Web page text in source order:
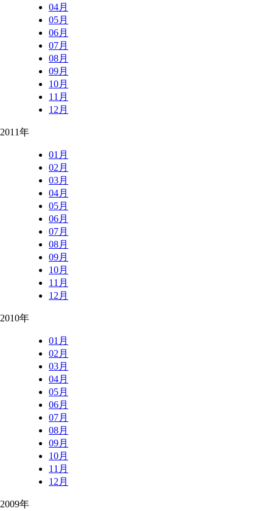
04月
05月
06月
07月
08月
09月
10月
11月
12月
2011年
01月
02月
03月
04月
05月
06月
07月
08月
09月
10月
11月
12月
2010年
01月
02月
03月
04月
05月
06月
07月
08月
09月
10月
11月
12月
2009年